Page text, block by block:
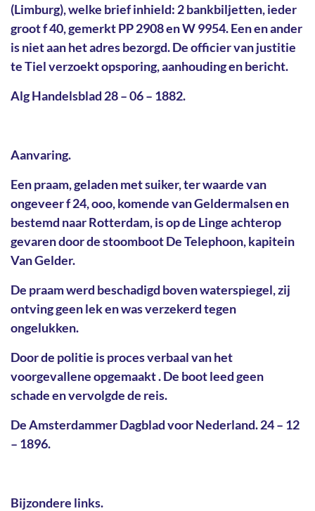
(Limburg), welke brief inhield: 2 bankbiljetten, ieder
groot f 40, gemerkt PP 2908 en W 9954. Een en ander
is niet aan het adres bezorgd. De officier van justitie
te Tiel verzoekt opsporing, aanhouding en bericht.
Alg Handelsblad 28 – 06 – 1882.
Aanvaring.
Een praam, geladen met suiker, ter waarde van
ongeveer f 24, ooo, komende van Geldermalsen en
bestemd naar Rotterdam, is op de Linge achterop
gevaren door de stoomboot De Telephoon, kapitein
Van Gelder.
De praam werd beschadigd boven waterspiegel, zij
ontving geen lek en was verzekerd tegen
ongelukken.
Door de politie is proces verbaal van het
voorgevallene opgemaakt . De boot leed geen
schade en vervolgde de reis.
De Amsterdammer Dagblad voor Nederland. 24 – 12
– 1896.
Bijzondere links.